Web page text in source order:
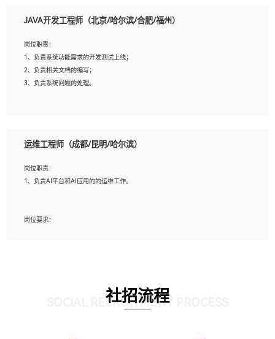
岗位要求：
2、精通linux命令。
3、熟悉oracle、mysql 数据库。
4、善于沟通，具有良好的团队合作精神和协作能力。
5、必须有实际的生产环境系统维护经验。
JAVA开发工程师（北京/哈尔滨/合肥/福州）
岗位职责：
1、负责系统功能需求的开发测试上线；
2、负责相关文档的编写；
3、负责系统问题的处理。
2、熟悉linux命令；
4、熟练使用oracle、mysql进行开发；
5、熟悉流程开发如使用activiti；
运维工程师（成都/昆明/哈尔滨）
岗位职责：
1、负责AI平台和AI应用的的运维工作。
岗位要求：
4、掌握DevOps思想、方法和流程。Jenkins工具使用；
5、掌握常见中间件配置与优化，如mysql、nginx等；
社招流程
SOCIAL RECRUITMENT PROCESS